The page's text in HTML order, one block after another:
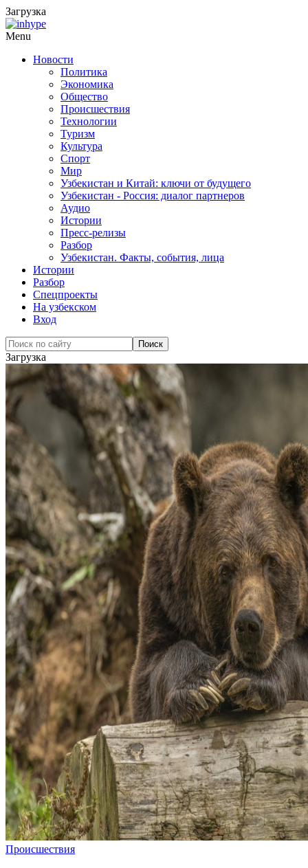
Загрузка
Menu
Новости
Политика
Экономика
Общество
Происшествия
Технологии
Туризм
Культура
Спорт
Мир
Узбекистан и Китай: ключи от будущего
Узбекистан - Россия: диалог партнеров
Аудио
Истории
Пресс-релизы
Разбор
Узбекистан. Факты, события, лица
Истории
Разбор
Спецпроекты
На узбекском
Вход
Загрузка
Происшествия